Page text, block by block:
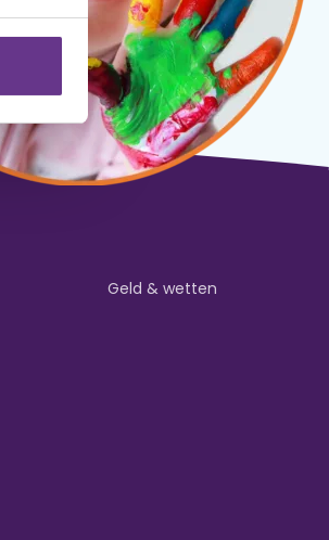
Geld & wetten